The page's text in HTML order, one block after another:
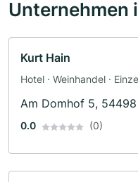
Unternehmen
Kurt Hain
Hotel · Weinhandel ·
Am Domhof 5,
0.0 (0)